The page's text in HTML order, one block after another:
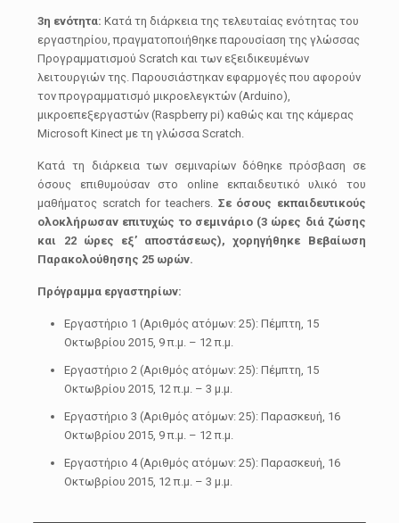
3η ενότητα: Κατά τη διάρκεια της τελευταίας ενότητας του
εργαστηρίου, πραγματοποιήθηκε παρουσίαση της γλώσσας
Προγραμματισμού Scratch και των εξειδικευμένων
λειτουργιών της. Παρουσιάστηκαν εφαρμογές που αφορούν
τον προγραμματισμό μικροελεγκτών (Arduino),
μικροεπεξεργαστών (Raspberry pi) καθώς και της κάμερας
Microsoft Kinect με τη γλώσσα Scratch.
Κατά τη διάρκεια των σεμιναρίων δόθηκε πρόσβαση σε
όσους επιθυμούσαν στο online εκπαιδευτικό υλικό του
μαθήματος scratch for teachers. Σε όσους εκπαιδευτικούς
ολοκλήρωσαν επιτυχώς το σεμινάριο (3 ώρες διά ζώσης
και 22 ώρες εξ’ αποστάσεως), χορηγήθηκε Βεβαίωση
Παρακολούθησης 25 ωρών.
Πρόγραμμα εργαστηρίων:
Εργαστήριο 1 (Αριθμός ατόμων: 25): Πέμπτη, 15
Οκτωβρίου 2015, 9 π.μ. – 12 π.μ.
Εργαστήριο 2 (Αριθμός ατόμων: 25): Πέμπτη, 15
Οκτωβρίου 2015, 12 π.μ. – 3 μ.μ.
Εργαστήριο 3 (Αριθμός ατόμων: 25): Παρασκευή, 16
Οκτωβρίου 2015, 9 π.μ. – 12 π.μ.
Εργαστήριο 4 (Αριθμός ατόμων: 25): Παρασκευή, 16
Οκτωβρίου 2015, 12 π.μ. – 3 μ.μ.